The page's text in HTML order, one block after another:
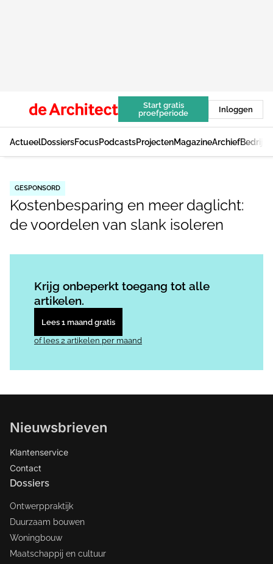
Start gratis
proefperiode
Inloggen
ActueelDossiersFocusPodcastsProjectenMagazineArchief
GESPONSORD
Kostenbesparing en meer daglicht:
de voordelen van slank isoleren
Krijg onbeperkt toegang tot alle
artikelen.
Lees 1 maand gratis
of lees 2 artikelen per maand
Nieuwsbrieven
Klantenservice
Contact
Dossiers
Ontwerppraktijk
Duurzaam bouwen
Woningbouw
Maatschappij en cultuur